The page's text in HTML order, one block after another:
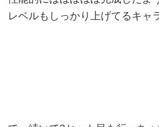
レベルもしっかり上げてるキャ